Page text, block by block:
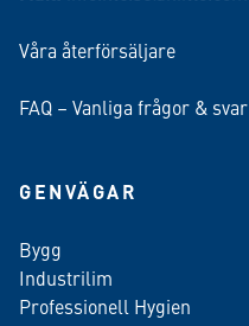
Våra återförsäljare
FAQ – Vanliga frågor & svar
GENVÄGAR
Bygg
Industrilim
Professionell Hygien